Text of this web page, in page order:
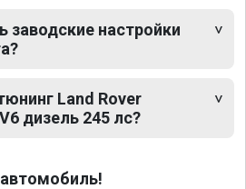
заводские настройки
Land Rover
дизель 245 лс?